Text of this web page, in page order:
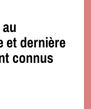
et dernière
connus